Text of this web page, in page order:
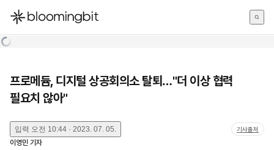
한국어
프로메듐, 디지털 상공회의소 탈퇴…"더 이상 협력
필요치 않아"
입력 오전 10:44 · 2023. 07. 05. 기사출처
이영민 기자